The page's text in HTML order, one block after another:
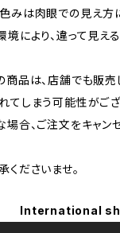
みは肉眼での見え方
境により、違って見え
商品は、店舗でも販売
てしまう可能性がござ
場合、ご注文をキャン
くださいませ。
International